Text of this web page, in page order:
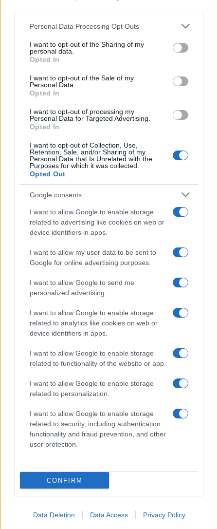
Please note that this website/app uses one or more Google
not limited to your visit or usage behaviour. You may click to
grant or deny consent to Google and its third-party tags to
use your data for below specified purposes in below Google
consent section.
Personal Data Processing Opt Outs
I want to opt-out of the Sharing of my
personal data.
Opted In
I want to opt-out of the Sale of my
Personal Data.
Opted In
I want to opt-out of processing my
Personal Data for Targeted Advertising.
Opted In
I want to opt-out of Collection, Use,
Retention, Sale, and/or Sharing of my
Personal Data that Is Unrelated with the
Purposes for which it was collected.
Opted Out
Google consents
I want to allow Google to enable storage
related to advertising like cookies on web or
device identifiers in apps.
I want to allow my user data to be sent to
Google for online advertising purposes.
I want to allow Google to send me
personalized advertising.
I want to allow Google to enable storage
related to analytics like cookies on web or
device identifiers in apps.
I want to allow Google to enable storage
related to functionality of the website or app.
I want to allow Google to enable storage
related to personalization.
I want to allow Google to enable storage
related to security, including authentication
functionality and fraud prevention, and other
user protection.
CONFIRM
Data Deletion Data Access Privacy Policy
Τραγωδία στην Πάρο: Τετράχρονο παιδί πνίγηκε
8/08/2026 - 8:12μμ
ΕΛΛΑΔΑ
ΕΛΑΣ: Συνεχίζεται με ταχείς ρυθμούς η
εξάρθρωση της ρωσόφωνης μαφίας –
Συνελήφθησαν 49χρονος και 37χρονος
8/08/2026 - 7:27μμ
ΕΛΛΑΔΑ
ΕΛΓΕΚΑ: Προληπτική ανάκληση προϊόντος
μαρμελάδας φράουλας γνωστής μάρκας
8/08/2026 - 5:55μμ